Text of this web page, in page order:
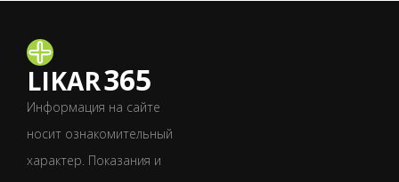
LIKAR365
Информация на сайте
носит ознакомительный
характер. Показания и